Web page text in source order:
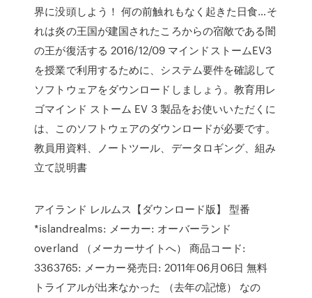
界に没頭しよう！ 何の前触れもなく起きた日食…そ
れは炎の王国が建国されたころからの宿敵である闇
の王が復活する 2016/12/09 マインドストームEV3
を授業で利用するために、システム要件を確認して
ソフトウェアをダウンロードしましょう。教育用レ
ゴマインド ストーム EV 3 製品をお使いいただくに
は、このソフトウェアのダウンロードが必要です。
教員用資料、ノートツール、データロギング、組み
立て説明書
アイランド レルムス【ダウンロード版】 型番
*islandrealms: メーカー: オーバーランド
overland （メーカーサイトへ） 商品コード:
3363765: メーカー発売日: 2011年06月06日 無料
トライアルが出来なかった （去年の記憶） なの